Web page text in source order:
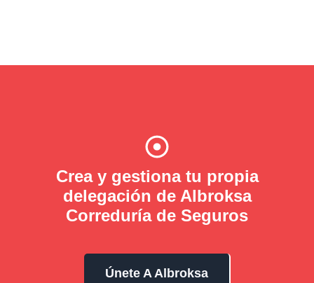
Crea y gestiona tu propia
delegación de Albroksa
Correduría de Seguros
Únete A Albroksa